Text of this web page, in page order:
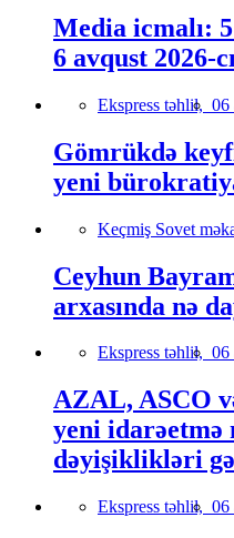
Media icmalı:
6 avqust 2026-
Ekspress təhlil, 06
Gömrükdə
yeni
Keçmiş Sovet
Ceyhun
arxasında nə
Ekspress təhlil, 06
AZAL, ASCO
yeni idarəetmə
dəyişiklikləri
Ekspress təhlil, 06